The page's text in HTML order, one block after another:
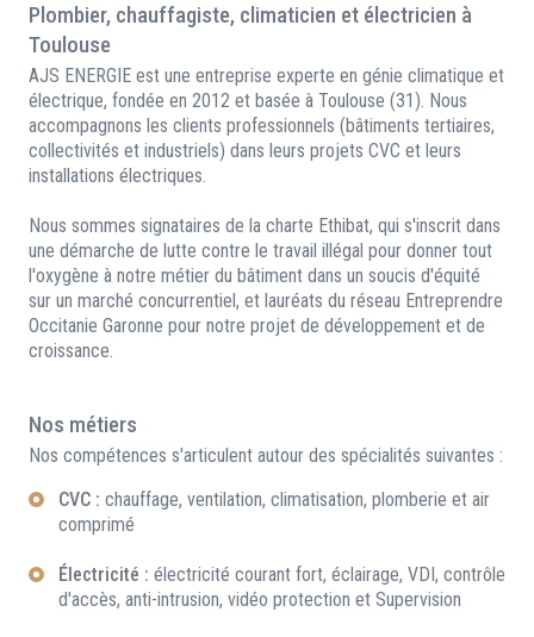
Plombier, chauffagiste, climaticien et électricien à
Toulouse
AJS ENERGIE est une entreprise experte en génie climatique et
électrique, fondée en 2012 et basée à Toulouse (31). Nous
accompagnons les clients professionnels (bâtiments tertiaires,
collectivités et industriels) dans leurs projets CVC et leurs
installations électriques.
Nous sommes signataires de la charte Ethibat, qui s'inscrit dans
une démarche de lutte contre le travail illégal pour donner tout
l'oxygène à notre métier du bâtiment dans un soucis d'équité
sur un marché concurrentiel, et lauréats du réseau Entreprendre
Occitanie Garonne pour notre projet de développement et de
croissance.
Nos métiers
Nos compétences s'articulent autour des spécialités suivantes :
CVC : chauffage, ventilation, climatisation, plomberie et air
comprimé
Électricité : électricité courant fort, éclairage, VDI, contrôle
d'accès, anti-intrusion, vidéo protection et Supervision